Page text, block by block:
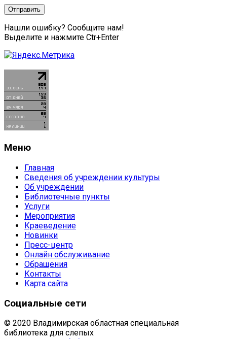
Нашли ошибку? Сообщите нам!
Выделите и нажмите Ctr+Enter
Меню
Главная
Сведения об учреждении культуры
Об учреждении
Библиотечные пункты
Услуги
Мероприятия
Краеведение
Новинки
Пресс-центр
Онлайн обслуживание
Обращения
Контакты
Карта сайта
Социальные сети
© 2020 Владимирская областная специальная
библиотека для слепых